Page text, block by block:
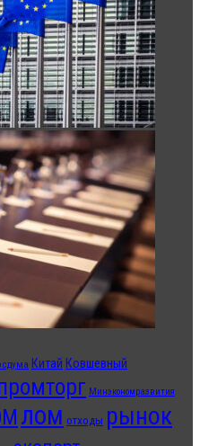
Китай Ковшевный
Минэкономразвития
лом отходы рынок